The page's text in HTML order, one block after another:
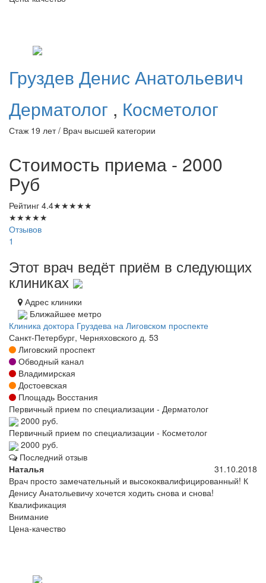
Груздев Денис Анатольевич
Дерматолог , Косметолог
Стаж 19 лет / Врач высшей категории
Стоимость приема - 2000
Руб
Рейтинг 4.4★★★★★
★★★★★
Отзывов
1
Этот врач ведёт приём в следующих
клиниках
Адрес клиники
Ближайшее метро
Клиника доктора Груздева на Лиговском проспекте
Санкт-Петербург, Черняховского д. 53
Лиговский проспект
Обводный канал
Владимирская
Достоевская
Площадь Восстания
Первичный прием по специализации - Дерматолог
2000 руб.
Первичный прием по специализации - Косметолог
2000 руб.
Последний отзыв
Наталья
31.10.2018
Врач просто замечательный и высококвалифицированный! К
Денису Анатольевичу хочется ходить снова и снова!
Квалификация
Внимание
Цена-качество